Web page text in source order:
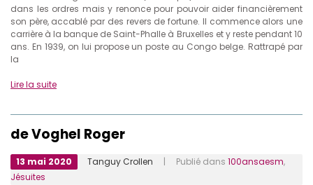
dans les ordres mais y renonce pour pouvoir aider financièrement
son père, accablé par des revers de fortune. Il commence alors une
carrière à la banque de Saint-Phalle à Bruxelles et y reste pendant 10
ans. En 1939, on lui propose un poste au Congo belge. Rattrapé par
la
Lire la suite
de Voghel Roger
13 mai 2020 Tanguy Crollen | Publié dans 100ansaesm,
Jésuites